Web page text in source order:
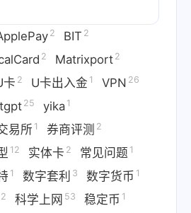
2 BIT 2
2 Matrixport 2
卡 2 U卡出入金 1 VPN 26
25 yika 1
易所 1 券商评测 2
12 实体卡 2 常见问题 1
1 数字套利 3 数字货币 1
2 科学上网 53 稳定币 1